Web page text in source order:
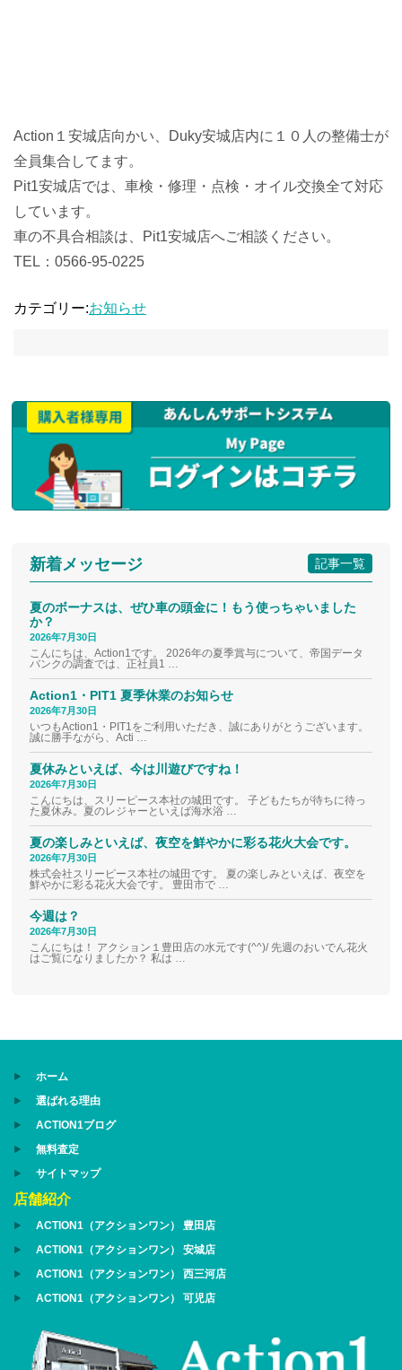
Action１安城店向かい、Duky安城店内に１０人の整備士が
全員集合してます。
Pit1安城店では、車検・修理・点検・オイル交換全て対応
しています。
車の不具合相談は、Pit1安城店へご相談ください。
TEL：0566-95-0225
カテゴリー:お知らせ
記事一覧
新着メッセージ
夏のボーナスは、ぜひ車の頭金に！もう使っちゃいました
か？
2026年7月30日
こんにちは、Action1です。 2026年の夏季賞与について、帝国データ
バンクの調査では、正社員1 …
Action1・PIT1 夏季休業のお知らせ
2026年7月30日
いつもAction1・PIT1をご利用いただき、誠にありがとうございます。
誠に勝手ながら、Acti …
夏休みといえば、今は川遊びですね！
2026年7月30日
こんにちは、スリーピース本社の城田です。 子どもたちが待ちに待っ
た夏休み。夏のレジャーといえば海水浴 …
夏の楽しみといえば、夜空を鮮やかに彩る花火大会です。
2026年7月30日
株式会社スリーピース本社の城田です。 夏の楽しみといえば、夜空を
鮮やかに彩る花火大会です。 豊田市で …
今週は？
2026年7月30日
こんにちは！ アクション１豊田店の水元です(^^)/ 先週のおいでん花火
はご覧になりましたか？ 私は …
ホーム
選ばれる理由
ACTION1ブログ
無料査定
サイトマップ
店舗紹介
ACTION1（アクションワン） 豊田店
ACTION1（アクションワン） 安城店
ACTION1（アクションワン） 西三河店
ACTION1（アクションワン） 可児店